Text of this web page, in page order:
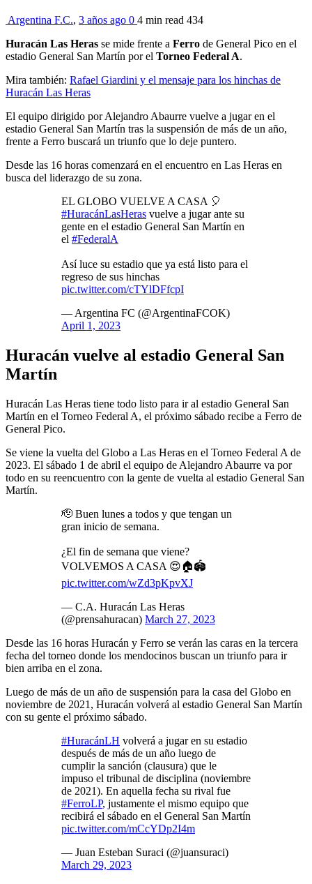
Argentina F.C., 3 años ago 0 4 min read 434
Huracán Las Heras se mide frente a Ferro de General Pico en el
estadio General San Martín por el Torneo Federal A.
Mira también: Rafael Giardini y el mensaje para los hinchas de
Huracán Las Heras
El equipo dirigido por Alejandro Abaurre vuelve a jugar en el
estadio General San Martín tras la suspensión de más de un año,
frente a Ferro buscará un triunfo que lo deje puntero.
Desde las 16 horas comenzará en el encuentro en Las Heras en
busca del liderazgo de su zona.
EL GLOBO VUELVE A CASA 🎈
#HuracánLasHeras vuelve a jugar ante su
gente en el estadio General San Martín en
el #FederalA
Así luce su estadio que ya está listo para el
regreso de sus hinchas
pic.twitter.com/cTYlDFfcpI
— Argentina FC (@ArgentinaFCOK)
April 1, 2023
Huracán vuelve al estadio General San
Martín
Huracán Las Heras tiene todo listo para ir al estadio General San
Martín en el Torneo Federal A, el próximo sábado recibe a Ferro de
General Pico.
Se viene la vuelta del Globo a Las Heras en el Torneo Federal A de
2023. El sábado 1 de abril el equipo de Alejandro Abaurre va por
todo en su reencuentro con la gente de vuelta al estadio General San
Martín.
🫡 Buen lunes a todos y que tengan un
gran inicio de semana.
¿El fin de semana que viene?
VOLVEMOS A CASA 😍🏠🏟
pic.twitter.com/wZd3pKpvXJ
— C.A. Huracán Las Heras
(@prensahuracan) March 27, 2023
Desde las 16 horas Huracán y Ferro se verán las caras en la tercera
fecha del torneo donde los mendocinos buscan un triunfo para ir
bien arriba en el zona.
Luego de más de un año de suspensión para la casa del Globo en
noviembre de 2021, Huracán volverá al estadio General San Martín
con su gente el próximo sábado.
#HuracánLH volverá a jugar en su estadio
después de más de un año luego de
cumplir la sanción (clausura) que le
impuso el tribunal de disciplina (noviembre
de 2021). En aquella fecha su rival fue
#FerroLP, justamente el mismo equipo que
recibirá el sábado en el General San Martín
pic.twitter.com/mCcYDp2I4m
— Juan Esteban Suraci (@juansuraci)
March 29, 2023